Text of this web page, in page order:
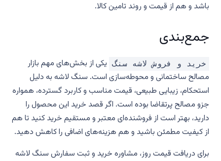
باشد و هم از قیمت و روند تامین کالا.
جمع‌بندی
خرید و فروش لاشه سنگ
یکی از بخش‌های مهم بازار
مصالح ساختمانی و محوطه‌سازی است. سنگ لاشه به دلیل
استحکام، زیبایی طبیعی، قیمت مناسب و کاربرد گسترده، همواره
جزو مصالح پرتقاضا بوده است. اگر قصد خرید این محصول را
دارید، بهتر است از فروشنده‌ای معتبر و مستقیم خرید کنید تا هم
از کیفیت مطمئن باشید و هم هزینه‌های اضافی را کاهش دهید.
برای دریافت قیمت روز، مشاوره خرید و ثبت سفارش سنگ لاشه